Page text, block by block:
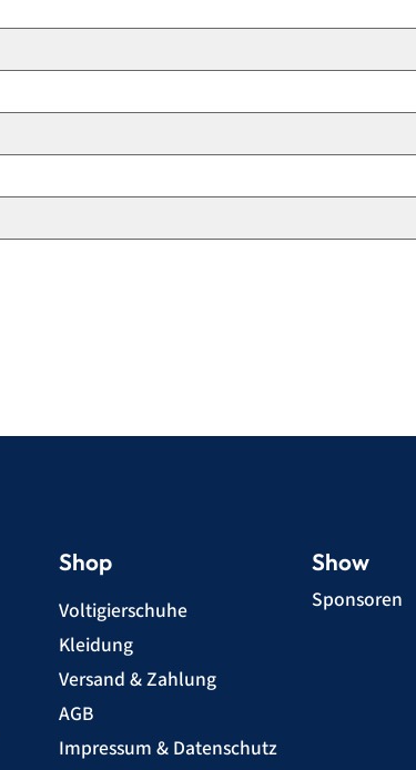
Shop
Voltigierschuhe
Kleidung
Versand & Zahlung
AGB
Impressum & Datenschutz
Show
Sponsoren